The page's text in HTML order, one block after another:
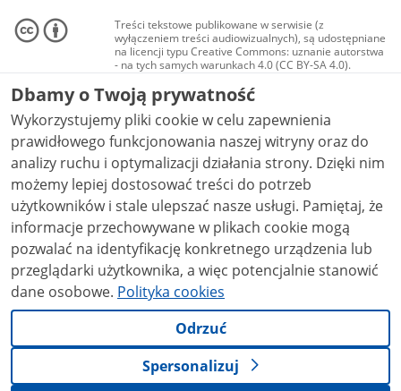
Treści tekstowe publikowane w serwisie (z
wyłączeniem treści audiowizualnych), są udostępniane
na licencji typu Creative Commons: uznanie autorstwa
- na tych samych warunkach 4.0 (CC BY-SA 4.0).
Materiały audiowizualne, w tym zdjęcia, materiały
audio i wideo, są udostępniane na licencji typu
Creative Commons: uznanie autorstwa użycie
niekomercyjne - bez utworów zależnych 4.0 (CC BY-
NC-ND 4.0), o ile nie jest to stwierdzone inaczej.
Dbamy o Twoją prywatność
Wykorzystujemy pliki cookie w celu zapewnienia
prawidłowego funkcjonowania naszej witryny oraz do
analizy ruchu i optymalizacji działania strony. Dzięki nim
możemy lepiej dostosować treści do potrzeb
użytkowników i stale ulepszać nasze usługi. Pamiętaj, że
informacje przechowywane w plikach cookie mogą
pozwalać na identyfikację konkretnego urządzenia lub
przeglądarki użytkownika, a więc potencjalnie stanowić
dane osobowe. Polityka cookies
Odrzuć
Spersonalizuj